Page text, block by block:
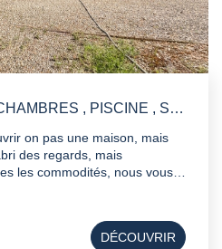
VILLA SAINT JUST 3 CHAMBRES , PISCINE , SOUS SOL AMENAGEABLE , HANGAR 125M²
des regards, mais
les commodités, nous vous
vaste pièce de vie ainsi que sa
donnant sur des terrasses
DÉCOUVRIR